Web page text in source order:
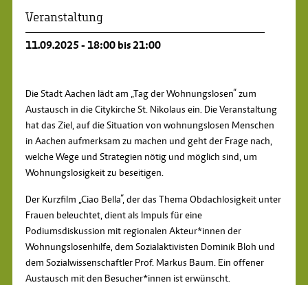
Veranstaltung
11.09.2025 - 18:00 bis 21:00
Die Stadt Aachen lädt am „Tag der Wohnungslosen“ zum
Austausch in die Citykirche St. Nikolaus ein. Die Veranstaltung
hat das Ziel, auf die Situation von wohnungslosen Menschen
in Aachen aufmerksam zu machen und geht der Frage nach,
welche Wege und Strategien nötig und möglich sind, um
Wohnungslosigkeit zu beseitigen.
Der Kurzfilm „Ciao Bella“, der das Thema Obdachlosigkeit unter
Frauen beleuchtet, dient als Impuls für eine
Podiumsdiskussion mit regionalen Akteur*innen der
Wohnungslosenhilfe, dem Sozialaktivisten Dominik Bloh und
dem Sozialwissenschaftler Prof. Markus Baum. Ein offener
Austausch mit den Besucher*innen ist erwünscht.